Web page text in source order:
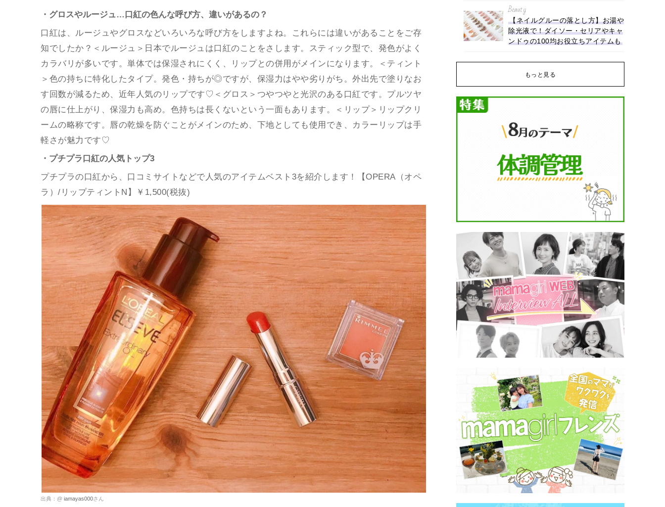
・グロスやルージュ…口紅の色んな呼び方、違いがあるの？
口紅は、ルージュやグロスなどいろいろな呼び方をしますよね。これらには違いがあることをご存
知でしたか？＜ルージュ＞日本でルージュは口紅のことをさします。スティック型で、発色がよく
カラバリが多いです。単体では保湿されにくく、リップとの併用がメインになります。＜ティント
＞色の持ちに特化したタイプ。発色・持ちが◎ですが、保湿力はやや劣りがち。外出先で塗りなお
す回数が減るため、近年人気のリップです♡＜グロス＞つやつやと光沢のある口紅です。プルツヤ
の唇に仕上がり、保湿力も高め。色持ちは長くないという一面もあります。＜リップ＞リップクリ
ームの略称です。唇の乾燥を防ぐことがメインのため、下地としても使用でき、カラーリップは手
軽さが魅力です♡
・プチプラ口紅の人気トップ3
プチプラの口紅から、口コミサイトなどで人気のアイテムベスト3を紹介します！【OPERA（オペ
ラ）/リップティントN】￥1,500(税抜)
出典：@ iamayas000さん
Beauty
【ネイルグルーの落とし方】お湯や
除光液で！ダイソー・セリアやキャ
ンドゥの100均お役立ちアイテムも
もっと見る